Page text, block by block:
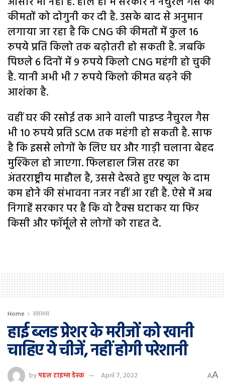
कीमतों को दोगुनी कर दी है. उसके बाद से अनुमान
लगाया जा रहा है कि CNG की कीमतों में कुल 16
रुपये प्रति किलो तक बढ़ोतरी हो सकती है. जबकि
पिछले 6 दिनों में 9 रुपये किलो CNG महंगी हो चुकी
है. यानी अभी भी 7 रुपये किलो कीमत बढ़ने की
आशंका है.
वहीं घर की रसोई तक आने वाली पाइप्ड नैचुरल गैस
भी 10 रुपये प्रति SCM तक महंगी हो सकती है. साफ
है कि इससे लोगों के लिए घर और गाड़ी चलाना बेहद
मुश्किल हो जाएगा. फिलहाल जिस तरह का
अंतरराष्ट्रीय माहौल है, उससे देखते हुए फ्यूल के दाम
कम होने की संभावना नजर नहीं आ रही है. ऐसे में अब
निगाहें सरकार पर है कि वो टैक्स घटाकर या फिर
किसी और फॉर्मूले से लोगों को राहत दे.
Home स्वास्थ्य
हाई ब्लड प्रेशर के मरीजों को खानी
चाहिए ये चीजें, नहीं होगी परेशानी
byपहल टाइम्स डेस्क April 7, 2022 AA